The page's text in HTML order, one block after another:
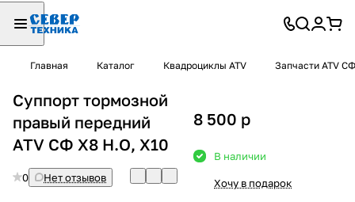
Главная Каталог Квадроциклы ATV Запчасти ATV СФ
Суппорт тормозной
правый передний
ATV СФ X8 H.O, X10
0 Нет отзывов
8 500 p
В наличии
Хочу в подарок